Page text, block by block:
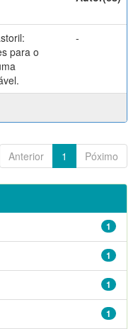
para o
-
Anterior 1 Póximo
1
1
1
1